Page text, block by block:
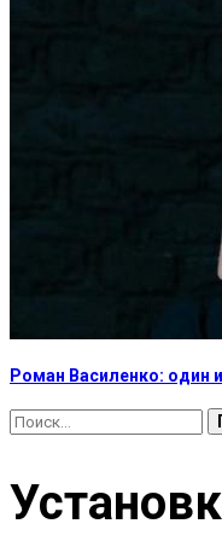
Роман Василенко: один
Найти: